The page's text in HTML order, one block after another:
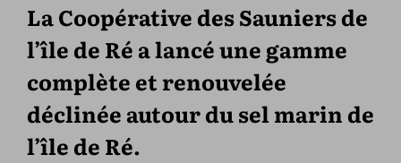
La Coopérative des Sauniers de
l’île de Ré a lancé une gamme
complète et renouvelée
déclinée autour du sel marin de
l’île de Ré.